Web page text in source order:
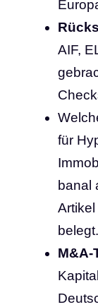
AIF,
für
banal
M&A-